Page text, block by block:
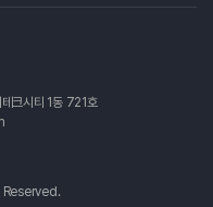
크시티 1동 721호